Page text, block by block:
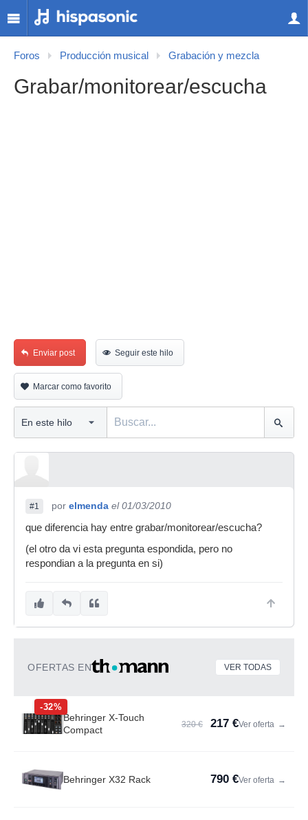
Foros Producción musical Grabación y mezcla
Grabar/monitorear/escucha
Enviar post Seguir este hilo
Marcar como favorito
#1 por elmenda el 01/03/2010
que diferencia hay entre grabar/monitorear/escucha?
(el otro da vi esta pregunta espondida, pero no
respondian a la pregunta en si)
OFERTAS EN VER TODAS
-32%
Behringer X-Touch
Compact
320 € 217 €Ver oferta →
Behringer X32 Rack 790 €Ver oferta →